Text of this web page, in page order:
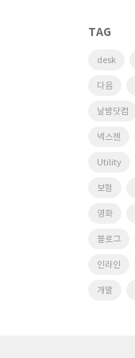
TAG
desk
다음
날밤닷컴
넥스젠
Utility
보험
영화
블로그
인라인
개발